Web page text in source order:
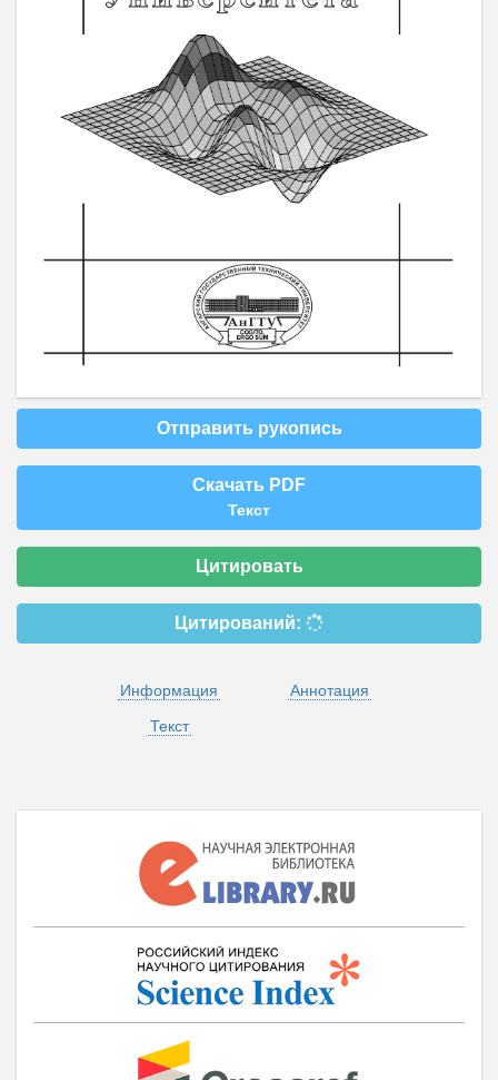
Отправить рукопись
Скачать PDF
Текст
Цитировать
Цитирований:
Информация
Аннотация
Текст